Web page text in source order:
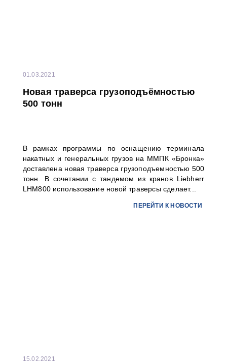
01.03.2021
Новая траверса грузоподъёмностью
500 тонн
В рамках программы по оснащению терминала
накатных и генеральных грузов на ММПК «Бронка»
доставлена новая траверса грузоподъемностью 500
тонн. В сочетании с тандемом из кранов Liebherr
LHM800 использование новой траверсы сделает...
ПЕРЕЙТИ К НОВОСТИ
15.02.2021